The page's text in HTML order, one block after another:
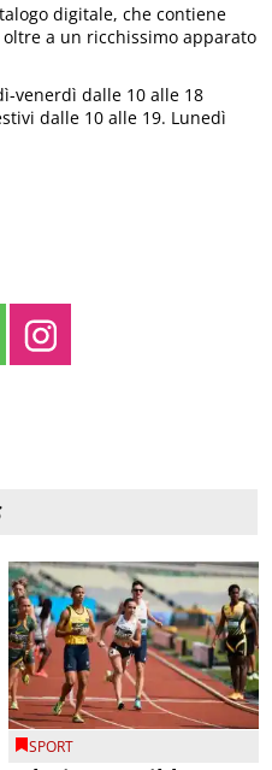
digitale, che contiene
a un ricchissimo apparato
venerdì dalle 10 alle 18
dalle 10 alle 19. Lunedì
SPORT